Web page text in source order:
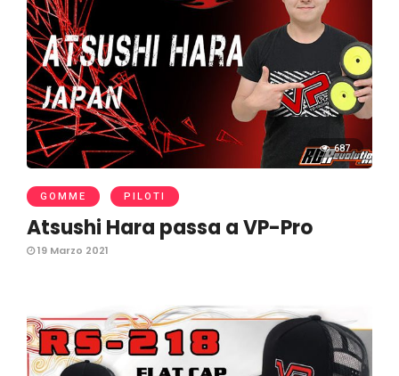
687
GOMME PILOTI
Atsushi Hara passa a VP-Pro
19 Marzo 2021